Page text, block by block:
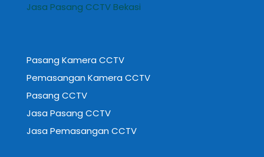
Jasa Pasang CCTV Bekasi
Pasang Kamera CCTV
Pemasangan Kamera CCTV
Pasang CCTV
Jasa Pasang CCTV
Jasa Pemasangan CCTV